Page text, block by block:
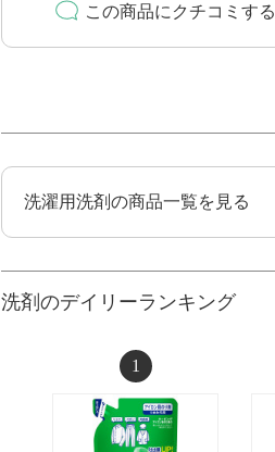
この商品にクチコミする
洗濯用洗剤の商品一覧を見る
洗剤のデイリーランキング
1